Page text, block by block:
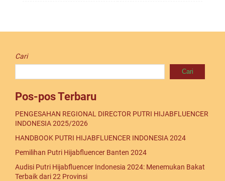
Cari
Cari
Pos-pos Terbaru
PENGESAHAN REGIONAL DIRECTOR PUTRI HIJABFLUENCER
INDONESIA 2025/2026
HANDBOOK PUTRI HIJABFLUENCER INDONESIA 2024
Pemilihan Putri Hijabfluencer Banten 2024
Audisi Putri Hijabfluencer Indonesia 2024: Menemukan Bakat
Terbaik dari 22 Provinsi